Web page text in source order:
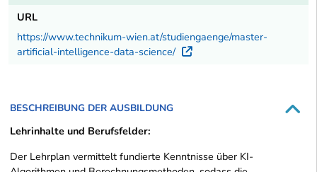
URL
https://www.technikum-wien.at/studiengaenge/master-
artificial-intelligence-data-science/
Externer Link
BESCHREIBUNG DER AUSBILDUNG
Lehrinhalte und Berufsfelder:
Der Lehrplan vermittelt fundierte Kenntnisse über KI-